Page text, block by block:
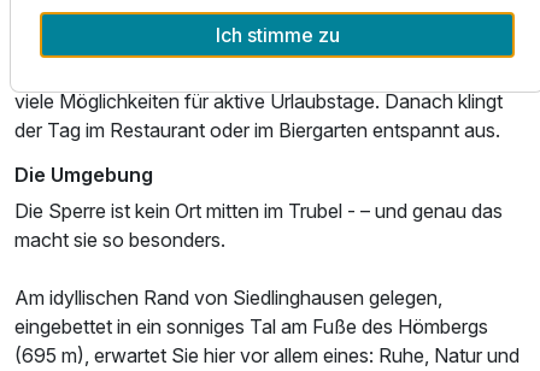
die Region besonders attraktiv: abwechslungsreiche
Strecken, sanfte Anstiege, sportliche Touren und die
viele Möglichkeiten für aktive Urlaubstage. Danach klingt
der Tag im Restaurant oder im Biergarten entspannt aus.
Die Umgebung
Die Sperre ist kein Ort mitten im Trubel - – und genau das
macht sie so besonders.
Am idyllischen Rand von Siedlinghausen gelegen,
eingebettet in ein sonniges Tal am Fuße des Hömbergs
(695 m), erwartet Sie hier vor allem eines: Ruhe, Natur und
Ich stimme zu